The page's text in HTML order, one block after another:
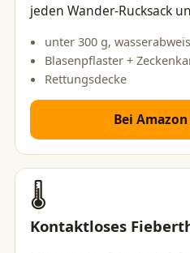
jeden Wander-Rucksack
unter 300 g,
Blasenpflaster +
Rettungsdecke
Bei
🌡️
Kontaktloses